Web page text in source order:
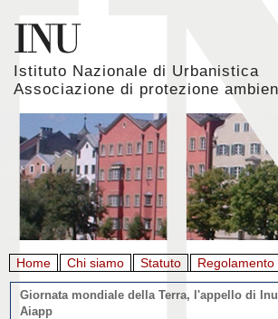
Istituto Nazionale di Urbanistica
Associazione di protezione
Home Chi siamo Statuto Regolamento
Giornata mondiale della Terra, l'appello di
Aiapp